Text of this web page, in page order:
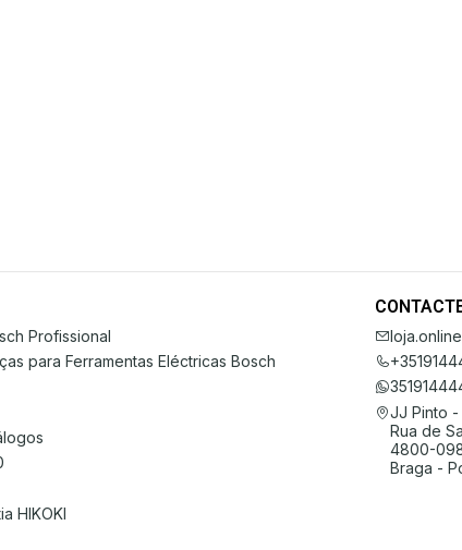
Profissional
para Ferramentas Eléctricas Bosch
HIKOKI
JJ Pinto -
Rua de
4800-
Braga -